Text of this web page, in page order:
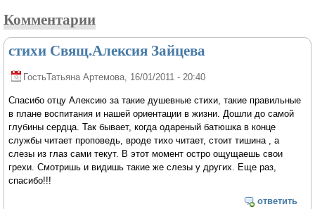
Комментарии
стихи Свящ.Алексия Зайцева
ГостьТатьяна Артемова, 16/01/2011 - 20:40
Спасибо отцу Алексию за такие душевные стихи, такие правильные
в плане воспитания и нашей ориентации в жизни. Дошли до самой
глубины сердца. Так бывает, когда одареный батюшка в конце
службы читает проповедь, вроде тихо читает, стоит тишина , а
слезы из глаз сами текут. В этот момент остро ощущаешь свои
грехи. Смотришь и видишь такие же слезы у других. Еще раз,
спасибо!!!
ответить